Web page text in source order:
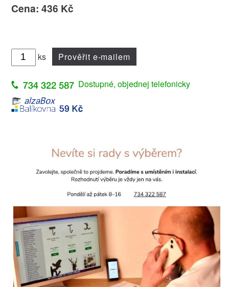
Cena: 436 Kč
ks Prověřit e-mailem
Dostupné, objednej telefonicky